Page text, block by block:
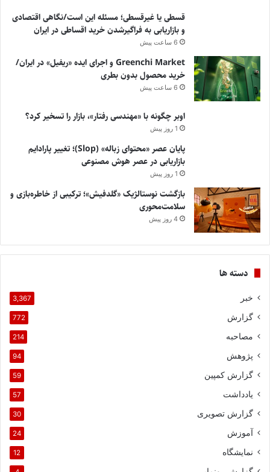
قسطی یا غیرقسطی؛ مسئله این است/نگاهی اقتصادی
و بازاریابی به فراگیرشدن خرید اقساطی در ایران
6 ساعت پیش
Greenchi Market و اجرای ایده «ریفیل» در ایران/
خرید محصول بدون بطری
6 ساعت پیش
اوبر چگونه با «مهندسی رفتار»، بازار را تسخیر کرد؟
1 روز پیش
پایان عصر «محتوای زباله» (Slop)؛ تغییر پارادایم
بازاریابی در عصر هوش مصنوعی
1 روز پیش
بازگشت نوستالژیک «گلدفیش»؛ ترکیبی از خاطره‌بازی و
سلامت‌محوری
4 روز پیش
دسته ها
خبر 3,367
گزارش 772
مصاحبه 214
پژوهش 94
گزارش کمپین 59
یادداشت 57
گزارش تصویری 30
آموزش 24
نمایشگاه 12